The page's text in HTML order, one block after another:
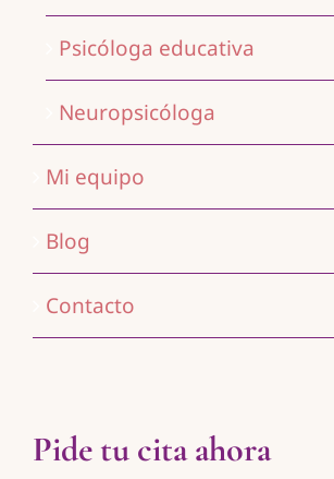
Psicóloga educativa
Neuropsicóloga
Mi equipo
Blog
Contacto
Pide tu cita ahora